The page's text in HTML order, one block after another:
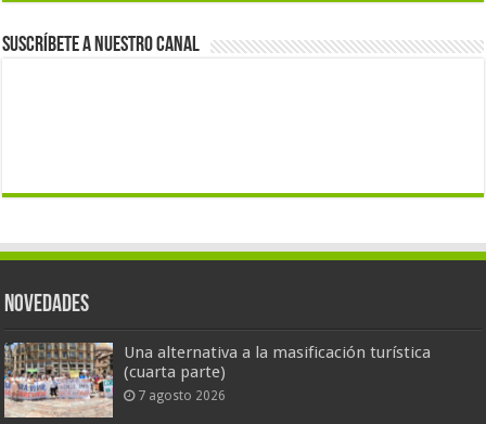
Suscríbete a nuestro canal
Novedades
Una alternativa a la masificación turística
(cuarta parte)
7 agosto 2026